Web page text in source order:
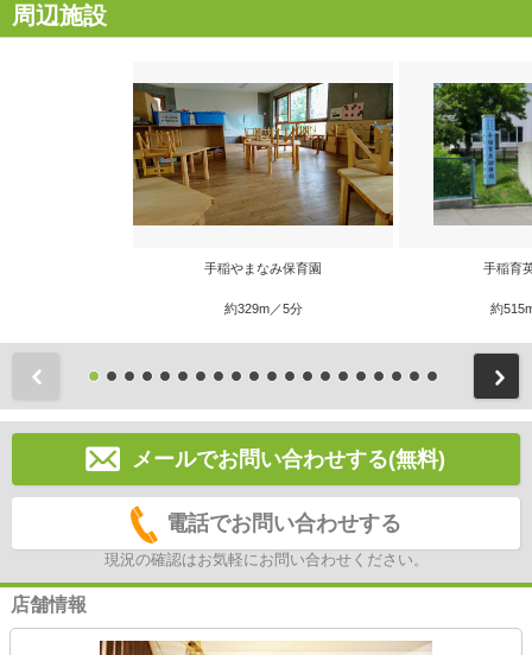
周辺施設
手稲やまなみ保育園
約329m／5分
手稲育
約
メールでお問い合わせする(無料)
電話でお問い合わせする
現況の確認はお気軽にお問い合わせください。
店舗情報